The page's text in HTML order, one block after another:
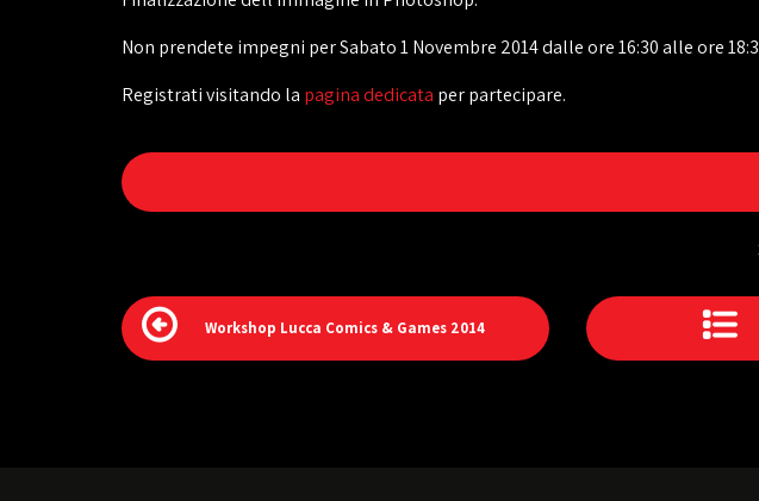
Non prendete impegni per Sabato 1 Novembre 2014 dalle ore 16:30 alle ore
Registrati visitando la pagina dedicata per partecipare.
Workshop Lucca Comics & Games 2014